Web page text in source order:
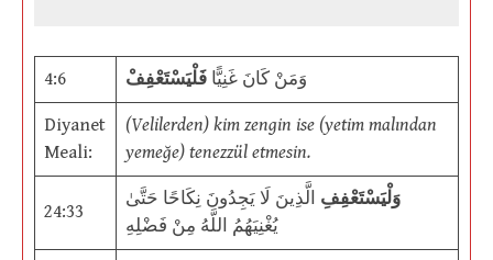
4:6 وَمَنْ كَانَ غَنِيًّا فَلْيَسْتَعْفِفْ
Diyanet
Meali:
(Velilerden) kim zengin ise (yetim malından
yemeğe) tenezzül etmesin.
24:33
وَلْيَسْتَعْفِفِ الَّذِينَ لَا يَجِدُونَ نِكَاحًا حَتَّىٰ
يُغْنِيَهُمُ اللَّهُ مِنْ فَضْلِهِ